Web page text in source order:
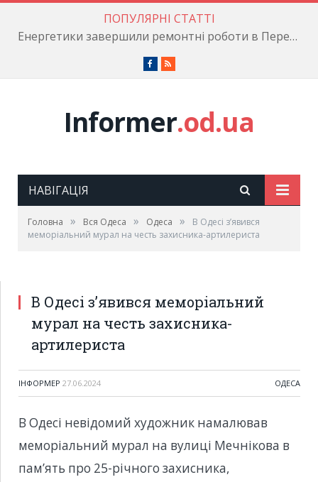
ПОПУЛЯРНІ СТАТТІ
Енергетики завершили ремонтні роботи в Пересипському районі
Facebook
RSS
Informer.od.ua
НАВІГАЦІЯ
Головна » Вся Одеса » Одеса »
В Одесі з’явився
меморіальний мурал на честь захисника-артилериста
В Одесі з’явився меморіальний
мурал на честь захисника-
артилериста
ІНФОРМЕР 27.06.2024 ОДЕСА
В Одесі невідомий художник намалював
меморіальний мурал на вулиці Мечнікова в
пам’ять про 25-річного захисника,